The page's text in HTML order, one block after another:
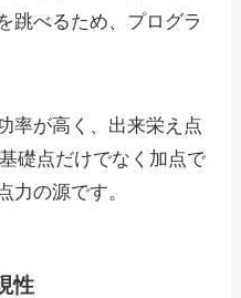
跳べるため、プログラ
率が高く、出来栄え点
礎点だけでなく加点で
力の源です。
性